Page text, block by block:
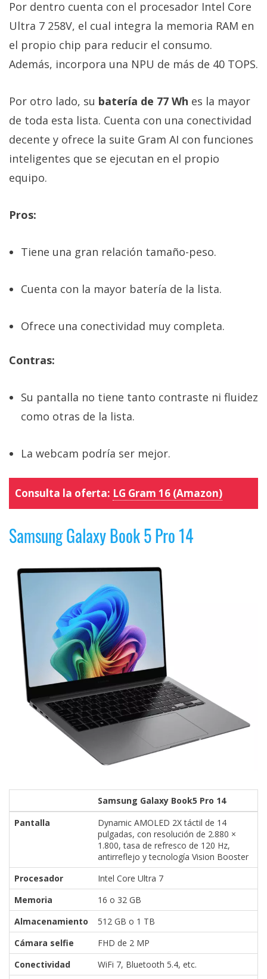
Por dentro cuenta con el procesador Intel Core
Ultra 7 258V, el cual integra la memoria RAM en
el propio chip para reducir el consumo.
Además, incorpora una NPU de más de 40 TOPS.
Por otro lado, su batería de 77 Wh es la mayor
de toda esta lista. Cuenta con una conectividad
decente y ofrece la suite Gram AI con funciones
inteligentes que se ejecutan en el propio
equipo.
Pros:
Tiene una gran relación tamaño-peso.
Cuenta con la mayor batería de la lista.
Ofrece una conectividad muy completa.
Contras:
Su pantalla no tiene tanto contraste ni fluidez
como otras de la lista.
La webcam podría ser mejor.
Consulta la oferta: LG Gram 16 (Amazon)
Samsung Galaxy Book 5 Pro 14
Samsung Galaxy Book5 Pro 14
Pantalla
Dynamic AMOLED 2X táctil de 14
pulgadas, con resolución de 2.880 ×
1.800, tasa de refresco de 120 Hz,
antirreflejo y tecnología Vision Booster
Procesador
Intel Core Ultra 7
Memoria
16 o 32 GB
Almacenamiento
512 GB o 1 TB
Cámara selfie
FHD de 2 MP
Conectividad
WiFi 7, Bluetooth 5.4, etc.